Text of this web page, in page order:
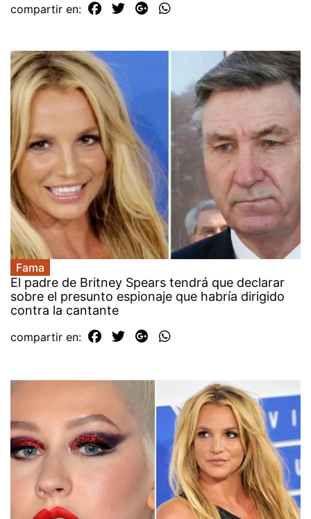
compartir en:
Fama
El padre de Britney Spears tendrá que declarar
sobre el presunto espionaje que habría dirigido
contra la cantante
compartir en: